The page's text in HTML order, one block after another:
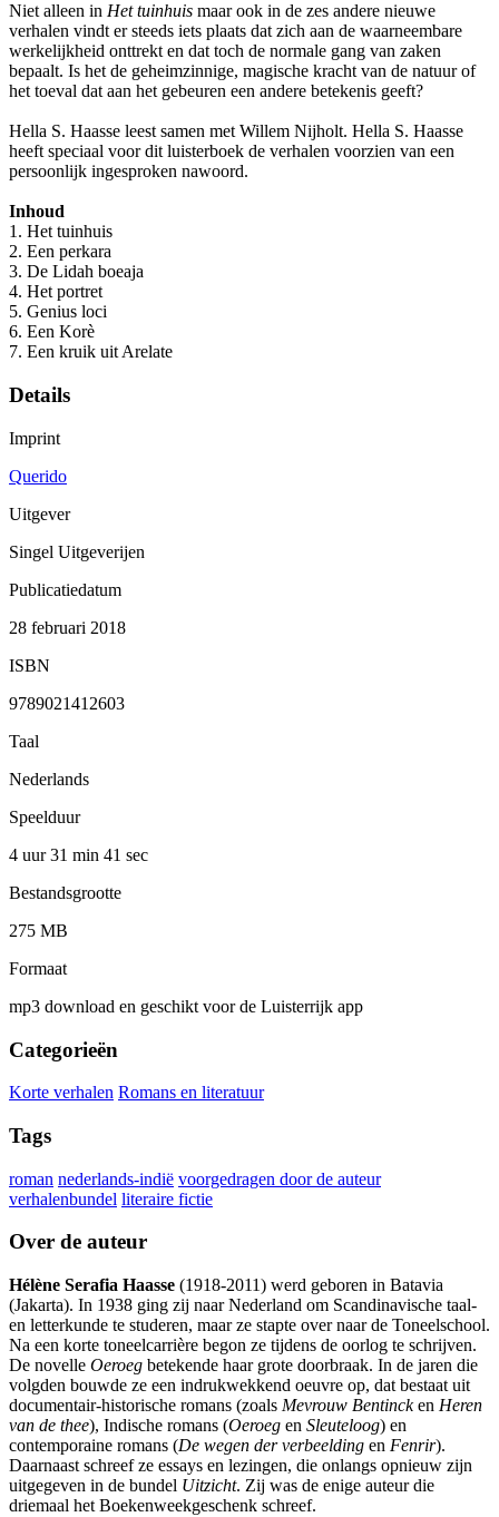
Niet alleen in Het tuinhuis maar ook in de zes andere nieuwe
verhalen vindt er steeds iets plaats dat zich aan de waarneembare
werkelijkheid onttrekt en dat toch de normale gang van zaken
bepaalt. Is het de geheimzinnige, magische kracht van de natuur of
het toeval dat aan het gebeuren een andere betekenis geeft?
Hella S. Haasse leest samen met Willem Nijholt. Hella S. Haasse
heeft speciaal voor dit luisterboek de verhalen voorzien van een
persoonlijk ingesproken nawoord.
Inhoud
1. Het tuinhuis
2. Een perkara
3. De Lidah boeaja
4. Het portret
5. Genius loci
6. Een Korè
7. Een kruik uit Arelate
Details
Imprint
Querido
Uitgever
Singel Uitgeverijen
Publicatiedatum
28 februari 2018
ISBN
9789021412603
Taal
Nederlands
Speelduur
4 uur 31 min 41 sec
Bestandsgrootte
275 MB
Formaat
mp3 download en geschikt voor de Luisterrijk app
Categorieën
Korte verhalen Romans en literatuur
Tags
roman nederlands-indië voorgedragen door de auteur
verhalenbundel literaire fictie
Over de auteur
Hélène Serafia Haasse (1918-2011) werd geboren in Batavia
(Jakarta). In 1938 ging zij naar Nederland om Scandinavische taal-
en letterkunde te studeren, maar ze stapte over naar de Toneelschool.
Na een korte toneelcarrière begon ze tijdens de oorlog te schrijven.
De novelle Oeroeg betekende haar grote doorbraak. In de jaren die
volgden bouwde ze een indrukwekkend oeuvre op, dat bestaat uit
documentair-historische romans (zoals Mevrouw Bentincken Heren
van de thee), Indische romans (Oeroeg en Sleuteloog) en
contemporaine romans (De wegen der verbeelding en Fenrir).
Daarnaast schreef ze essays en lezingen, die onlangs opnieuw zijn
uitgegeven in de bundel Uitzicht. Zij was de enige auteur die
driemaal het Boekenweekgeschenk schreef.